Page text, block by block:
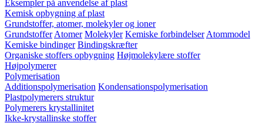
Eksempler på anvendelse af plast
Kemisk opbygning af plast
Grundstoffer, atomer, molekyler og ioner
Grundstoffer Atomer Molekyler Kemiske forbindelser Atommodel
Kemiske bindinger Bindingskræfter
Organiske stoffers opbygning Højmolekylære stoffer
Højpolymerer
Polymerisation
Additionspolymerisation Kondensationspolymerisation
Plastpolymerers struktur
Polymerers krystallinitet
Ikke-krystallinske stoffer